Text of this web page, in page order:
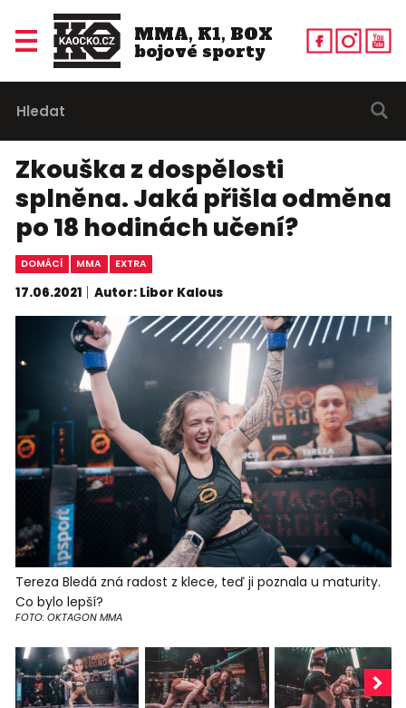
MMA, K1, BOX
bojové sporty
Zkouška z dospělosti
splněna. Jaká přišla odměna
po 18 hodinách učení?
DOMÁCÍ MMA EXTRA
17.06.2021 Autor: Libor Kalous
Tereza Bledá zná radost z klece, teď ji poznala u maturity.
Co bylo lepší?
FOTO: OKTAGON MMA